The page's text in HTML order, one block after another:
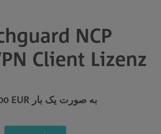
NCP
Client Lizenz
€121,00 EUR به صورت یک بار